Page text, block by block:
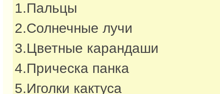
1.Пальцы
2.Солнечные лучи
3.Цветные карандаши
4.Прическа панка
5.Иголки кактуса